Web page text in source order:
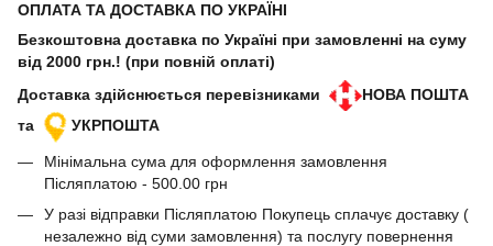
ОПЛАТА ТА ДОСТАВКА ПО УКРАЇНІ
Безкоштовна доставка по Україні при замовленні на суму
від 2000 грн.! (при повній оплаті)
Доставка здійснюється перевізниками
НОВА ПОШТА
та
УКРПОШТА
Мінімальна сума для оформлення замовлення
Післяплатою - 500.00 грн
У разі відправки Післяплатою Покупець сплачує доставку (
незалежно від суми замовлення) та послугу повернення